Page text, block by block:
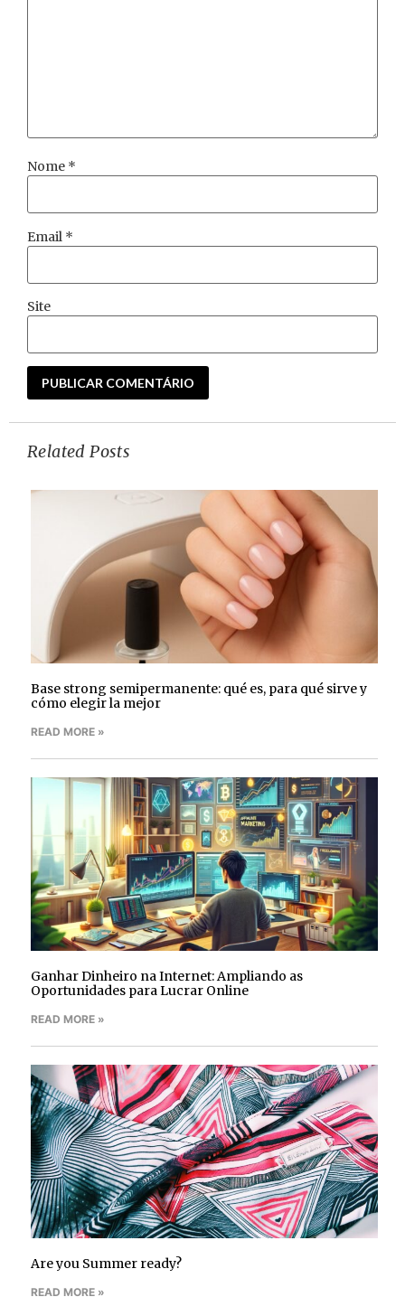
Nome *
Email *
Site
Related Posts
Base strong semipermanente: qué es, para qué sirve y
cómo elegir la mejor
READ MORE »
Ganhar Dinheiro na Internet: Ampliando as
Oportunidades para Lucrar Online
READ MORE »
Are you Summer ready?
READ MORE »